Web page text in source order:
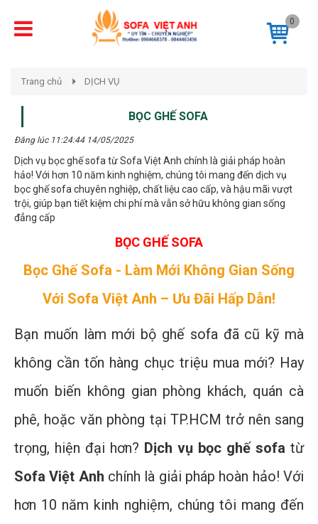
0
Trang chủ DỊCH VỤ
BỌC GHẾ SOFA
Đăng lúc 11:24:44 14/05/2025
Dịch vụ bọc ghế sofa từ Sofa Việt Anh chính là giải pháp hoàn
hảo! Với hơn 10 năm kinh nghiệm, chúng tôi mang đến dịch vụ
bọc ghế sofa chuyên nghiệp, chất liệu cao cấp, và hậu mãi vượt
trội, giúp bạn tiết kiệm chi phí mà vẫn sở hữu không gian sống
đẳng cấp
BỌC GHẾ SOFA
Bọc Ghế Sofa - Làm Mới Không Gian Sống
Với Sofa Việt Anh – Ưu Đãi Hấp Dẫn!
Bạn muốn làm mới bộ ghế sofa đã cũ kỹ mà
không cần tốn hàng chục triệu mua mới? Hay
muốn biến không gian phòng khách, quán cà
phê, hoặc văn phòng tại TP.HCM trở nên sang
trọng, hiện đại hơn? Dịch vụ bọc ghế sofa từ
Sofa Việt Anh chính là giải pháp hoàn hảo! Với
hơn 10 năm kinh nghiệm, chúng tôi mang đến